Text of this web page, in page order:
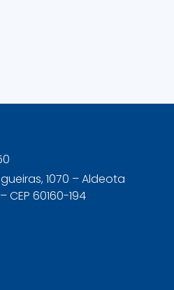
1070 – Aldeota
CEP 60160-194